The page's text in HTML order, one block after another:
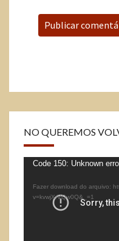
NO QUEREMOS
Tocador
vídeo
Code 150: Unknown
Fazer download do arquivo:
v=kvwjXrVQw0Q&_=1